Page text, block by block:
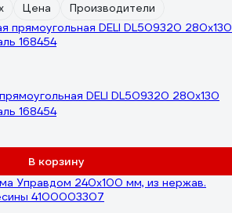
Цена Производители
DELI DL509320 280х130
168454
В корзину